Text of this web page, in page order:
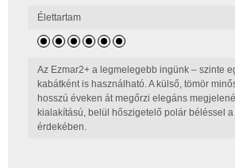
Élettartam
Az Ezmar2+ a legmelegebb ingünk – szinte
kabátként is használható. A külső, tömör
hosszú éveken át megőrzi elegáns
kialakítású, belül hőszigetelő polár béléssel
érdekében.